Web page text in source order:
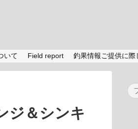
いて Field report 釣果情報ご提供に際
ジ＆シンキ